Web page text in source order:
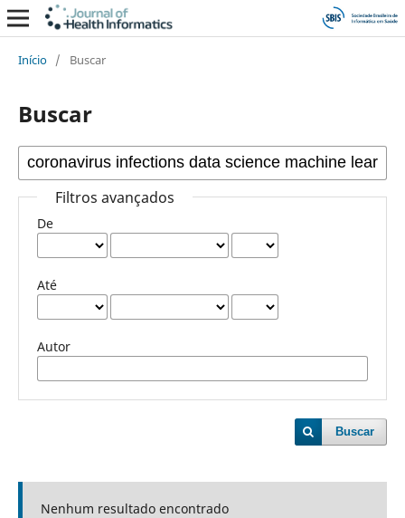
Início / Buscar
Buscar
Filtros avançados
De
Até
Autor
Buscar
Nenhum resultado encontrado